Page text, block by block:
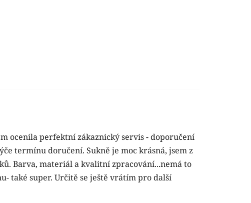
ocenila perfektní zákaznický servis - doporučení
termínu doručení. Sukně je moc krásná, jsem z
Barva, materiál a kvalitní zpracování...nemá to
také super. Určitě se ještě vrátím pro další